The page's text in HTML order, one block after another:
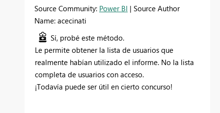
Source Community: Power BI | Source Author
Name: acecinati
Sí, probé este método.
Le permite obtener la lista de usuarios que
realmente habían utilizado el informe. No la lista
completa de usuarios con acceso.
¡Todavía puede ser útil en cierto concurso!